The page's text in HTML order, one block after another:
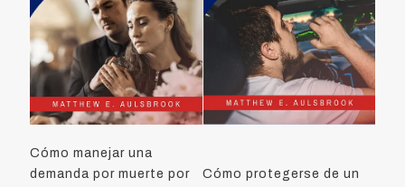
Cómo manejar una
demanda por muerte por
Cómo protegerse de un